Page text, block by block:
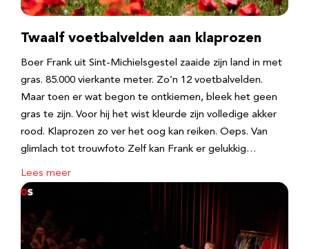
Twaalf voetbalvelden aan klaprozen
Boer Frank uit Sint-Michielsgestel zaaide zijn land in met
gras. 85.000 vierkante meter. Zo’n 12 voetbalvelden.
Maar toen er wat begon te ontkiemen, bleek het geen
gras te zijn. Voor hij het wist kleurde zijn volledige akker
rood. Klaprozen zo ver het oog kan reiken. Oeps. Van
glimlach tot trouwfoto Zelf kan Frank er gelukkig…
Lees meer